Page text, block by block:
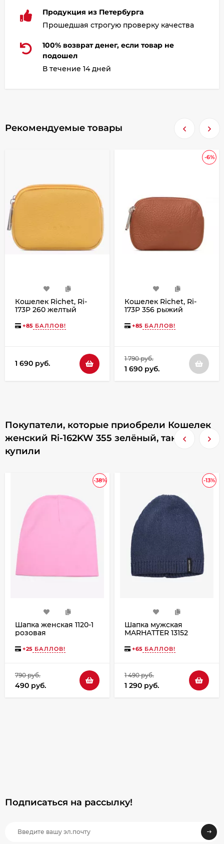
Продукция из Петербурга
Прошедшая строгую проверку качества
100% возврат денег, если товар не
подошел
В течение 14 дней
Рекомендуемые товары
Кошелек Richet, Ri-
173P 260 желтый
+85 БАЛЛОВ!
1 690 руб.
-6%
Кошелек Richet, Ri-
173P 356 рыжий
+85 БАЛЛОВ!
1 790 руб.
1 690 руб.
Покупатели, которые приобрели Кошелек
женский Ri-162KW 355 зелёный, также
купили
-38%
Шапка женская 1120-1
розовая
+25 БАЛЛОВ!
790 руб.
490 руб.
-13%
Шапка мужская
MARHATTER 13152
+65 БАЛЛОВ!
1 490 руб.
1 290 руб.
Подписаться на рассылкy!